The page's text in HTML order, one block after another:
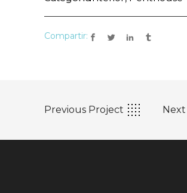
Compartir:
Previous Project